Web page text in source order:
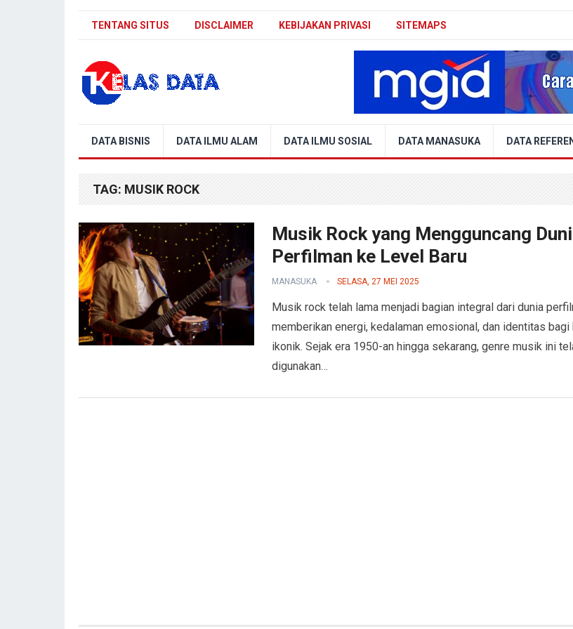
TENTANG SITUS DISCLAIMER KEBIJAKAN PRIVASI SITEMAPS
DATA BISNIS DATA ILMU ALAM DATA ILMU SOSIAL DATA MANASUKA DATA
TAG: MUSIK ROCK
Musik Rock yang Mengguncang
Perfilman ke Level Baru
MANASUKA SELASA, 27 MEI 2025
Musik rock telah lama menjadi bagian integral dari dunia
memberikan energi, kedalaman emosional, dan identitas bagi
ikonik. Sejak era 1950-an hingga sekarang, genre musik ini
digunakan…